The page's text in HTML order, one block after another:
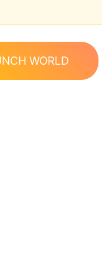
WORLD